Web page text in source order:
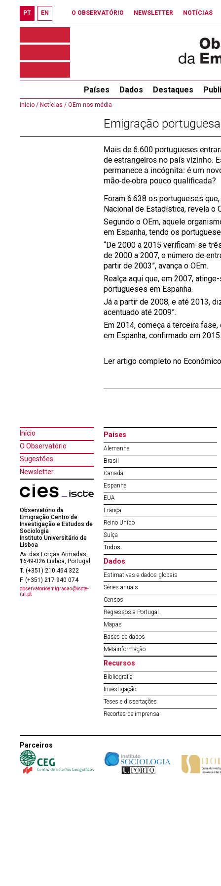
PT EN O OBSERVATÓRIO NEWSLETTER NOTÍCIAS
Países Dados Destaques
Início / Notícias / OEm nos média
Emigração
Mais de 6.600 portugueses
de estrangeiros no país vizinho.
permanece a incógnita: é um
mão-de-obra pouco qualificada?
Foram 6.638 os portugueses
Nacional de Estadística, revela o
Segundo o OEm, aquele
em Espanha, tendo os
“De 2000 a 2015 verificam-se
de 2000 a 2007, o número de
partir de 2003”, avança o OEm.
Realça aqui que, em 2007,
portugueses em Espanha.
Já a partir de 2008, e até 2013,
acentuado até 2009”.
Em 2014, começa a terceira
em Espanha, confirmado em 2015.
Ler artigo completo no
Início
O Observatório
Sugestões
Newsletter
Observatório da
Emigração Centro de
Investigação e Estudos de
Sociologia
Instituto Universitário de
Lisboa
Av. das Forças Armadas,
1649-026 Lisboa, Portugal
T. (+351) 210 464 322
F. (+351) 217 940 074
observatorioemigracao@iscte-
iul.pt
Países
Alemanha
Brasil
Canadá
Espanha
EUA
França
Reino Unido
Suíça
Todos
Dados
Estimativas e dados globais
Séries anuais
Censos
Regressos a Portugal
Mapas
Bases de dados
Metainformação
Recursos
Bibliografia
Investigação
Teses e dissertações
Recortes de imprensa
Parceiros